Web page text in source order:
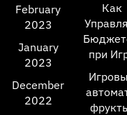
February
2023
January
2023
December
2022
Как
при